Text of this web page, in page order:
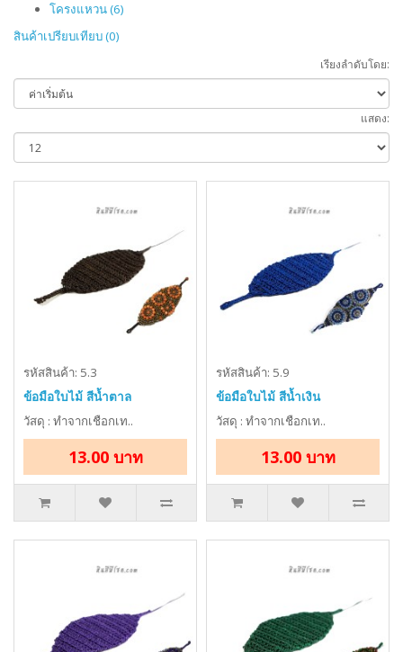
โครงแหวน (6)
สินค้าเปรียบเทียบ (0)
เรียงลำดับโดย:
แสดง:
รหัสสินค้า: 5.3
ข้อมือใบไม้ สีน้ำตาล
วัสดุ : ทำจากเชือกเท..
13.00 บาท
รหัสสินค้า: 5.9
ข้อมือใบไม้ สีน้ำเงิน
วัสดุ : ทำจากเชือกเท..
13.00 บาท